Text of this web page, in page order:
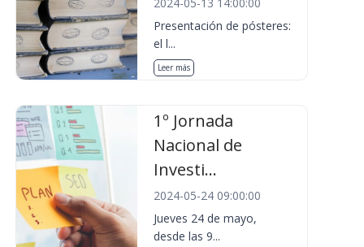
Presentación de pósteres:
el l...
Leer más
1º Jornada
Nacional de
Investi...
2024-05-24 09:00:00
Jueves 24 de mayo,
desde las 9...